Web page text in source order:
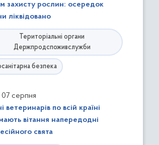
захисту рослин: осередок
ліквідовано
Територіальні органи
Держпродспоживслужби
безпека
07 серпня
ветеринарів по всій країні
вітання напередодні
свята